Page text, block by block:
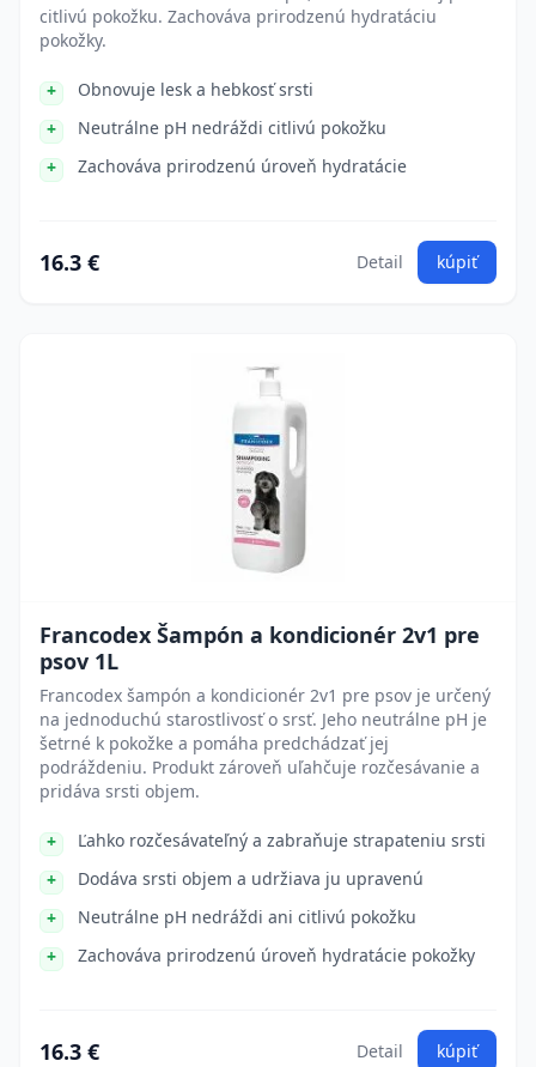
citlivú pokožku. Zachováva prirodzenú hydratáciu
pokožky.
Obnovuje lesk a hebkosť srsti
Neutrálne pH nedráždi citlivú pokožku
Zachováva prirodzenú úroveň hydratácie
16.3 € Detail kúpiť
Francodex Šampón a kondicionér 2v1 pre
psov 1L
Francodex šampón a kondicionér 2v1 pre psov je určený
na jednoduchú starostlivosť o srsť. Jeho neutrálne pH je
šetrné k pokožke a pomáha predchádzať jej
podráždeniu. Produkt zároveň uľahčuje rozčesávanie a
pridáva srsti objem.
Ľahko rozčesávateľný a zabraňuje strapateniu srsti
Dodáva srsti objem a udržiava ju upravenú
Neutrálne pH nedráždi ani citlivú pokožku
Zachováva prirodzenú úroveň hydratácie pokožky
16.3 € Detail kúpiť